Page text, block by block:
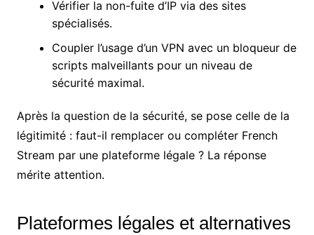
Vérifier la non-fuite d’IP via des sites
spécialisés.
Coupler l’usage d’un VPN avec un bloqueur de
scripts malveillants pour un niveau de
sécurité maximal.
Après la question de la sécurité, se pose celle de la
légitimité : faut-il remplacer ou compléter French
Stream par une plateforme légale ? La réponse
mérite attention.
Plateformes légales et alternatives